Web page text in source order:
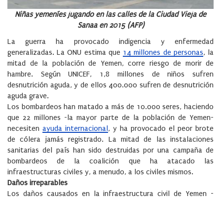
Niñas yemeníes jugando en las calles de la Ciudad Vieja de
Sanaa en 2015 (AFP)
La guerra ha provocado indigencia y enfermedad
generalizadas. La ONU estima que 14 millones de personas, la
mitad de la población de Yemen, corre riesgo de morir de
hambre. Según UNICEF, 1,8 millones de niños sufren
desnutrición aguda, y de ellos 400.000 sufren de desnutrición
aguda grave.
Los bombardeos han matado a más de 10.000 seres, haciendo
que 22 millones -la mayor parte de la población de Yemen-
necesiten ayuda internacional , y ha provocado el peor brote
de cólera jamás registrado. La mitad de las instalaciones
sanitarias del país han sido destruidas por una campaña de
bombardeos de la coalición que ha atacado las
infraestructuras civiles y, a menudo, a los civiles mismos.
Daños irreparables
Los daños causados en la infraestructura civil de Yemen -